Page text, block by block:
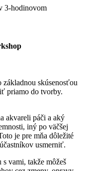
3-hodinovom
základnou skúsenosťou
priamo do tvorby.
akvareli páči a aký
iný po väčšej
je pre mňa dôležité
usmerniť.
vami, takže môžeš